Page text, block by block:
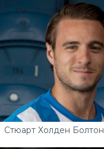
Стюарт Холден Болтон